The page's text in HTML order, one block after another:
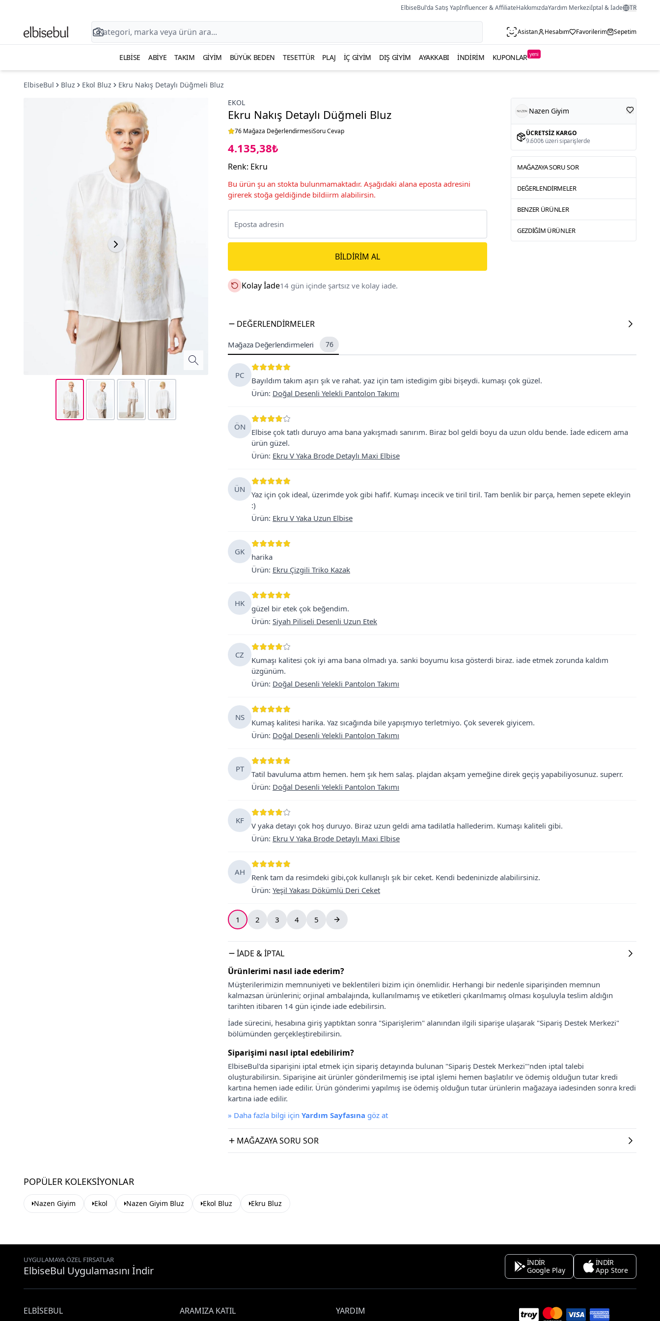
ElbiseBul'da Satış YapInfluencer & AffiliateHakkımızdaYardım Merkeziİptal & İade TR
Asistan Hesabım Favorilerim Sepetim
ELBISE ABIYE TAKIM GIYIM BÜYÜK BEDEN TESETTÜR PLAJ İÇ GIYIM DIŞ GIYIM AYAKKABI İNDIRIM KUPONLAR yeni
ElbiseBul Bluz Ekol Bluz
Ekru Nakış Detaylı Düğmeli Bluz
EKOL
Ekru Nakış Detaylı Düğmeli Bluz
76 Mağaza DeğerlendirmesiSoru Cevap
4.135,38₺
Renk: Ekru
Bu ürün şu an stokta bulunmamaktadır. Aşağıdaki alana eposta adresini
girerek stoğa geldiğinde bildiirm alabilirsin.
BILDIRIM AL
Kolay İade14 gün içinde şartsız ve kolay iade.
Nazen Giyim
ÜCRETSIZ KARGO
9.600₺ üzeri siparişlerde
MAĞAZAYA SORU SOR
DEĞERLENDIRMELER
BENZER ÜRÜNLER
GEZDIĞIM ÜRÜNLER
DEĞERLENDIRMELER
Mağaza Değerlendirmeleri 76
PC
Bayıldım takım aşırı şık ve rahat. yaz için tam istedigim gibi bişeydi. kumaşı çok güzel.
Ürün: Doğal Desenli Yelekli Pantolon Takımı
ÖN
Elbise çok tatlı duruyo ama bana yakışmadı sanırım. Biraz bol geldi boyu da uzun oldu bende. İade edicem ama
ürün güzel.
Ürün: Ekru V Yaka Brode Detaylı Maxi Elbise
ÜN
Yaz için çok ideal, üzerimde yok gibi hafif. Kumaşı incecik ve tiril tiril. Tam benlik bir parça, hemen sepete ekleyin
:)
Ürün: Ekru V Yaka Uzun Elbise
GK
harika
Ürün: Ekru Çizgili Triko Kazak
HK
güzel bir etek çok beğendim.
Ürün: Siyah Piliseli Desenli Uzun Etek
CZ
Kumaşı kalitesi çok iyi ama bana olmadı ya. sanki boyumu kısa gösterdi biraz. iade etmek zorunda kaldım
üzgünüm.
Ürün: Doğal Desenli Yelekli Pantolon Takımı
NS
Kumaş kalitesi harika. Yaz sıcağında bile yapışmıyo terletmiyo. Çok severek giyicem.
Ürün: Doğal Desenli Yelekli Pantolon Takımı
PT
Tatil bavuluma attım hemen. hem şık hem salaş. plajdan akşam yemeğine direk geçiş yapabiliyosunuz. superr.
Ürün: Doğal Desenli Yelekli Pantolon Takımı
KF
V yaka detayı çok hoş duruyo. Biraz uzun geldi ama tadilatla hallederim. Kumaşı kaliteli gibi.
Ürün: Ekru V Yaka Brode Detaylı Maxi Elbise
AH
Renk tam da resimdeki gibi,çok kullanışlı şık bir ceket. Kendi bedeninizde alabilirsiniz.
Ürün: Yeşil Yakası Dökümlü Deri Ceket
1 2 3 4 5
İADE & İPTAL
Ürünlerimi nasıl iade ederim?
Müşterilerimizin memnuniyeti ve beklentileri bizim için önemlidir. Herhangi bir nedenle siparişinden memnun
kalmazsan ürünlerini; orjinal ambalajında, kullanılmamış ve etiketleri çıkarılmamış olması koşuluyla teslim aldığın
tarihten itibaren 14 gün içinde iade edebilirsin.
İade sürecini, hesabına giriş yaptıktan sonra "Siparişlerim" alanından ilgili siparişe ulaşarak "Sipariş Destek Merkezi"
bölümünden gerçekleştirebilirsin.
Siparişimi nasıl iptal edebilirim?
ElbiseBul'da siparişini iptal etmek için sipariş detayında bulunan "Sipariş Destek Merkezi"'nden iptal talebi
oluşturabilirsin. Siparişine ait ürünler gönderilmemiş ise iptal işlemi hemen başlatılır ve ödemiş olduğun tutar kredi
kartına hemen iade edilir. Ürün gönderimi yapılmış ise ödemiş olduğun tutar ürünlerin mağazaya iadesinden sonra kredi
kartına iade edilir.
» Daha fazla bilgi için Yardım Sayfasına göz at
MAĞAZAYA SORU SOR
POPÜLER KOLEKSIYONLAR
Nazen Giyim Ekol Nazen Giyim Bluz Ekol Bluz Ekru Bluz
UYGULAMAYA ÖZEL FIRSATLAR
ElbiseBul Uygulamasını İndir
İNDİR
Google Play
İNDİR
App Store
ELBISEBUL ARAMIZA KATIL YARDIM